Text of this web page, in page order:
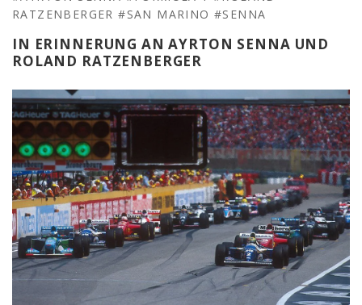
RATZENBERGER #SAN MARINO #SENNA
IN ERINNERUNG AN AYRTON SENNA UND
ROLAND RATZENBERGER